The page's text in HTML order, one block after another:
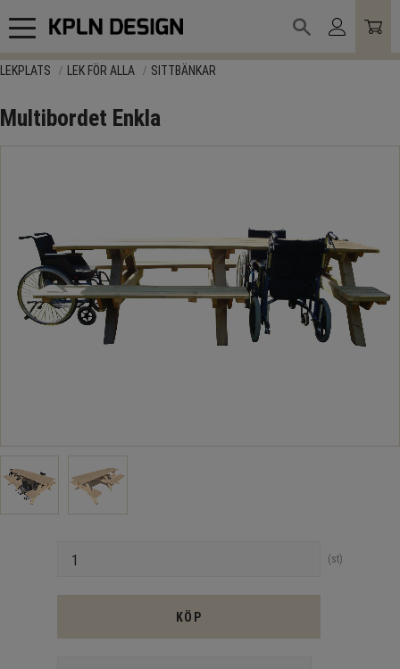
Meny
LEKPLATS LEK FÖR ALLA SITTBÄNKAR
Multibordet Enkla
st
KÖP